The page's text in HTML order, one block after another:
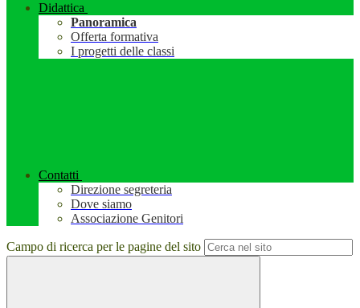
Didattica
Panoramica
Offerta formativa
I progetti delle classi
Contatti
Direzione segreteria
Dove siamo
Associazione Genitori
Campo di ricerca per le pagine del sito